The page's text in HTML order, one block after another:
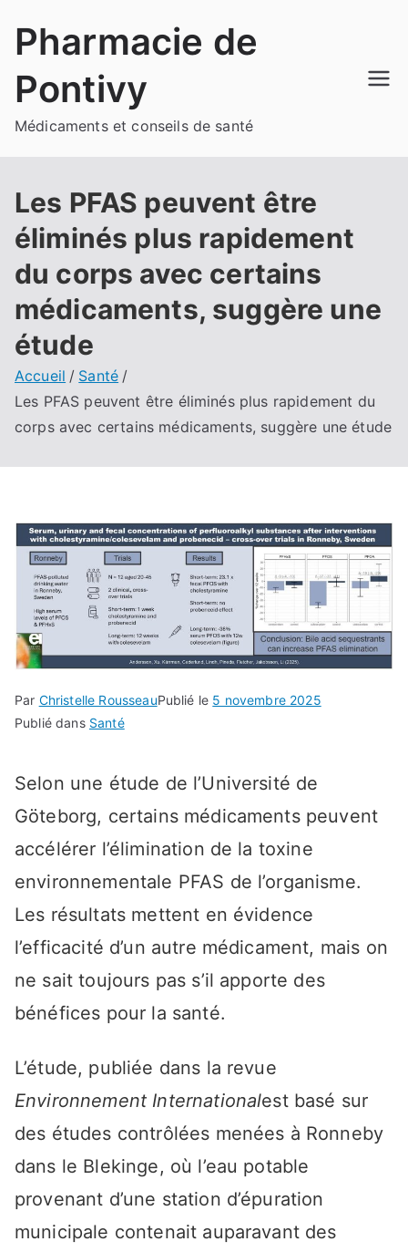
Pharmacie de
Pontivy
Médicaments et conseils de santé
Les PFAS peuvent être
éliminés plus rapidement
du corps avec certains
médicaments, suggère une
étude
Accueil
Santé
Les PFAS peuvent être éliminés plus rapidement du
corps avec certains médicaments, suggère une étude
Par Christelle RousseauPublié le 5 novembre 2025
Publié dans Santé
Selon une étude de l’Université de
Göteborg, certains médicaments peuvent
accélérer l’élimination de la toxine
environnementale PFAS de l’organisme.
Les résultats mettent en évidence
l’efficacité d’un autre médicament, mais on
ne sait toujours pas s’il apporte des
bénéfices pour la santé.
L’étude, publiée dans la revue
Environnement Internationalest basé sur
des études contrôlées menées à Ronneby
dans le Blekinge, où l’eau potable
provenant d’une station d’épuration
municipale contenait auparavant des